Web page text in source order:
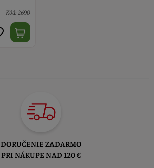
Kód: 2690
DORUČENIE ZADARMO
PRI NÁKUPE NAD 120 €